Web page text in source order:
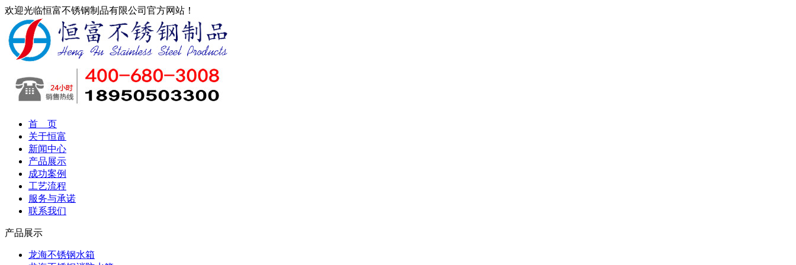
欢迎光临恒富不锈钢制品有限公司官方网站！
首 页
关于恒富
新闻中心
产品展示
成功案例
工艺流程
服务与承诺
联系我们
产品展示
龙海不锈钢水箱